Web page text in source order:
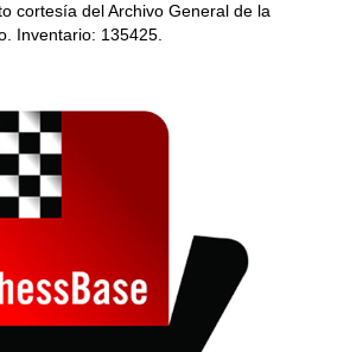
cortesía del Archivo General de la
Inventario: 135425.